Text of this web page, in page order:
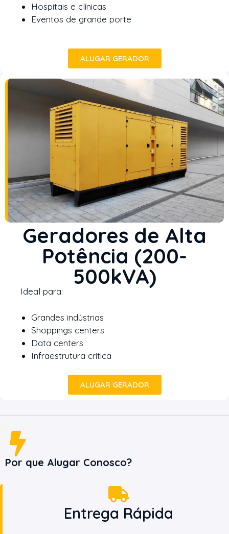
Hospitais e clínicas
Eventos de grande porte
ALUGAR GERADOR
Geradores de Alta
Potência (200-
500kVA)
Ideal para:
Grandes indústrias
Shoppings centers
Data centers
Infraestrutura crítica
ALUGAR GERADOR
Por que Alugar Conosco?
Entrega Rápida